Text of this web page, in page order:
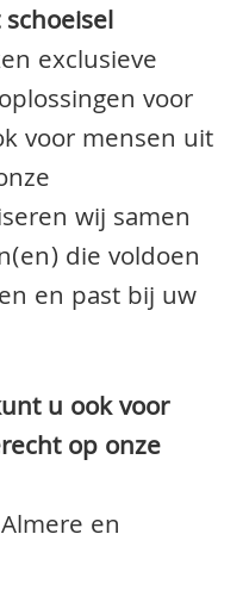
exclusieve
voor
voor mensen uit
wij samen
die voldoen
en past bij uw
u ook voor
op onze
en